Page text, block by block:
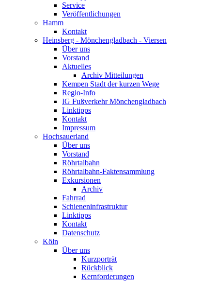
Service
Veröffentlichungen
Hamm
Kontakt
Heinsberg - Mönchengladbach - Viersen
Über uns
Vorstand
Aktuelles
Archiv Mitteilungen
Kempen Stadt der kurzen Wege
Regio-Info
IG Fußverkehr Mönchengladbach
Linktipps
Kontakt
Impressum
Hochsauerland
Über uns
Vorstand
Röhrtalbahn
Röhrtalbahn-Faktensammlung
Exkursionen
Archiv
Fahrrad
Schieneninfrastruktur
Linktipps
Kontakt
Datenschutz
Köln
Über uns
Kurzporträt
Rückblick
Kernforderungen